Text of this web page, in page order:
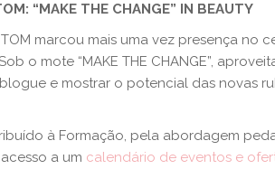
“MAKE THE CHANGE” IN BEAUTY
TOM marcou mais uma vez presença no
o mote “MAKE THE CHANGE”,
e mostrar o potencial das novas
à Formação, pela abordagem
a um calendário de eventos e